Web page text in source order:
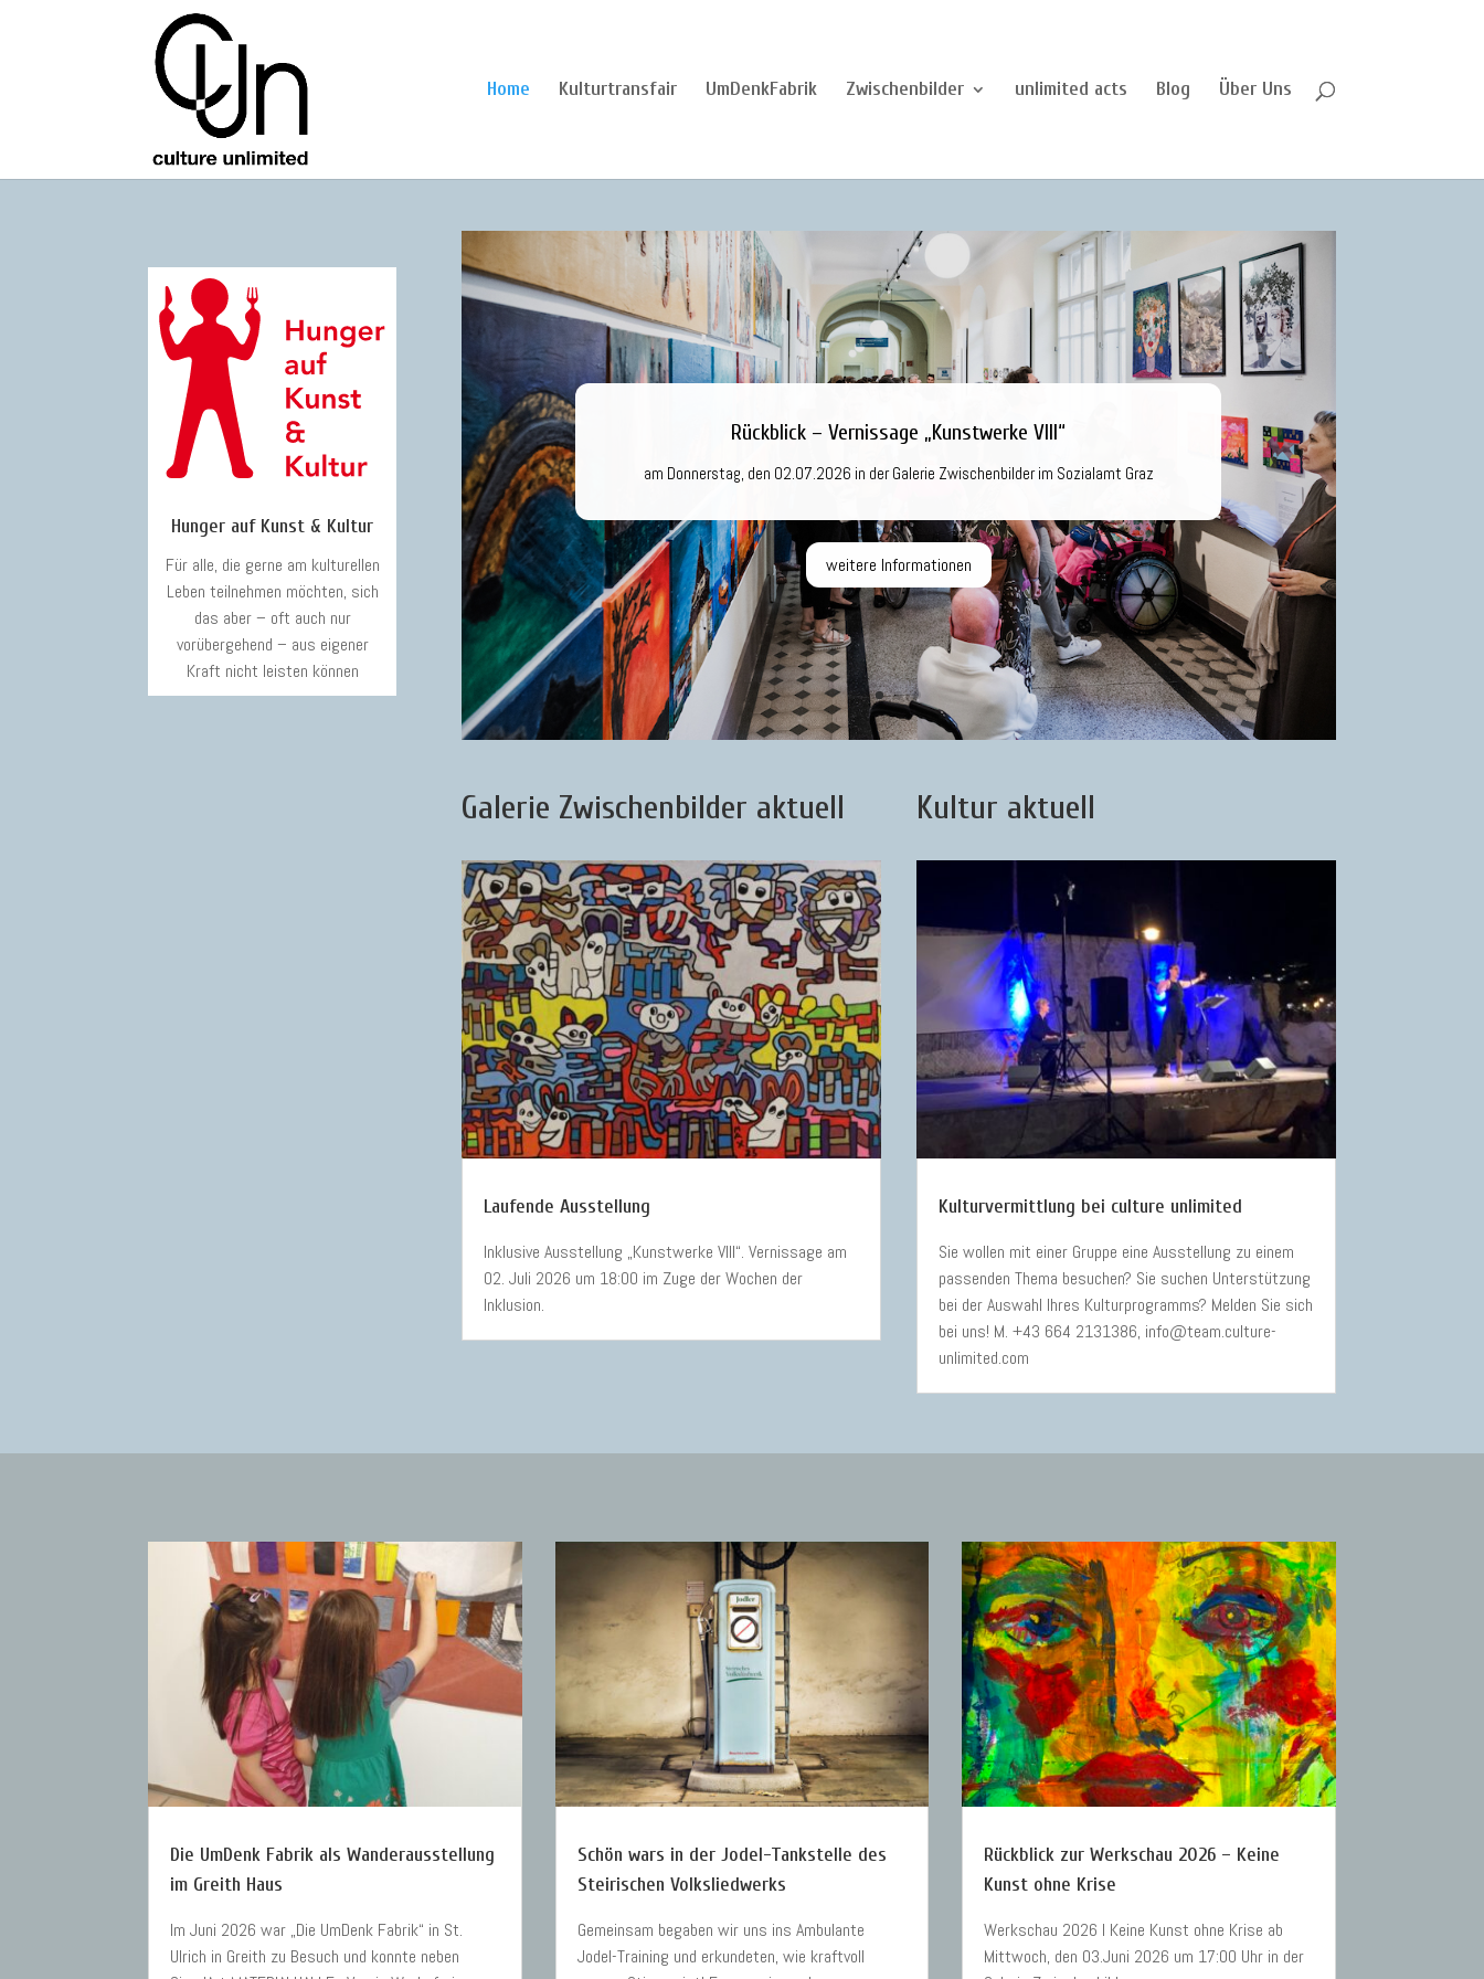
Home Kulturtransfair UmDenkFabrik Zwischenbilder unlimited acts Blog Über Uns
Hunger auf Kunst & Kultur
Für alle, die gerne am kulturellen
Leben teilnehmen möchten, sich
das aber – oft auch nur
vorübergehend – aus eigener
Kraft nicht leisten können
Rückblick – Vernissage „Kunstwerke VIII“
am Donnerstag, den 02.07.2026 in der Galerie Zwischenbilder im Sozialamt Graz
weitere Informationen
Galerie Zwischenbilder aktuell
Laufende Ausstellung
Inklusive Ausstellung „Kunstwerke VIII“. Vernissage am
02. Juli 2026 um 18:00 im Zuge der Wochen der
Inklusion.
Kultur aktuell
Kulturvermittlung bei culture unlimited
Sie wollen mit einer Gruppe eine Ausstellung zu einem
passenden Thema besuchen? Sie suchen Unterstützung
bei der Auswahl Ihres Kulturprogramms? Melden Sie sich
bei uns! M. +43 664 2131386, info@team.culture-
unlimited.com
Die UmDenk Fabrik als Wanderausstellung
im Greith Haus
Im Juni 2026 war „Die UmDenk Fabrik“ in St.
Ulrich in Greith zu Besuch und konnte neben
Schön wars in der Jodel-Tankstelle des
Steirischen Volksliedwerks
Gemeinsam begaben wir uns ins Ambulante
Jodel-Training und erkundeten, wie kraftvoll
Rückblick zur Werkschau 2026 – Keine
Kunst ohne Krise
Werkschau 2026 I Keine Kunst ohne Krise ab
Mittwoch, den 03.Juni 2026 um 17:00 Uhr in der